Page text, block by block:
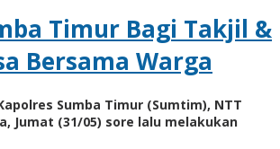
Timur Bagi Takjil &
Bersama Warga
Sumba Timur (Sumtim), NTT
Jumat (31/05) sore lalu melakukan